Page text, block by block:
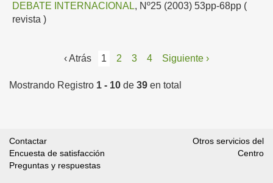
DEBATE INTERNACIONAL, Nº25 (2003) 53pp-68pp (
revista )
‹ Atrás 1 2 3 4 Siguiente ›
Mostrando Registro 1 - 10 de 39 en total
Contactar
Encuesta de satisfacción
Preguntas y respuestas
Otros servicios del
Centro